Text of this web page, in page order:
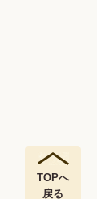
TOPへ
戻る